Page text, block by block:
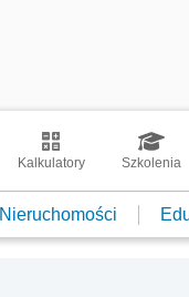
Kalkulatory Szkolenia
Nieruchomości